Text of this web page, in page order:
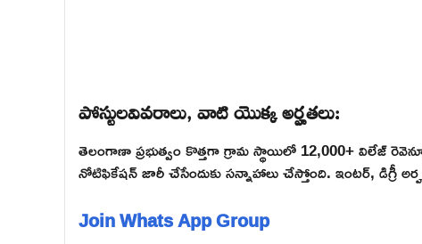
పోస్టులవివరాలు, వాటి యొక్క అర్హతలు:
తెలంగాణా ప్రభుత్వం కొత్తగా గ్రామ స్థాయిలో 12,000+ విలేజ్
నోటిఫికేషన్ జారీ చేసేందుకు సన్నాహాలు చేస్తోంది. ఇంటర్, డిగ్రీ
Join Whats App Group